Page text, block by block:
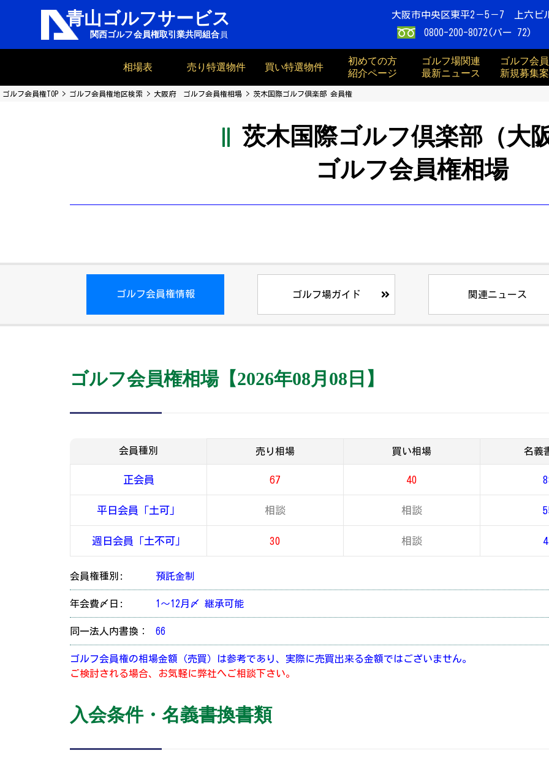
大阪市中央区東平2－5－7 上六ビ
0800-200-8072(パー 72)
相場表 売り特選物件 買い特選物件
初めての方
紹介ページ
ゴルフ場関連
最新ニュース
ゴルフ会
新規募集
ゴルフ会員権TOP ゴルフ会員権地区検索 大阪府 ゴルフ会員権相場 茨木国際ゴルフ倶楽部 会員権
茨木国際ゴルフ倶楽部（大
ゴルフ会員権相場
ゴルフ会員権情報 ゴルフ場ガイド 関連ニュース
ゴルフ会員権相場【2026年08月08日】
会員種別 売り相場 買い相場 名義
正会員 67 40
平日会員「土可」 相談 相談
週日会員「土不可」 30 相談
会員権種別: 預託金制
年会費〆日: 1～12月〆 継承可能
同一法人内書換： 66
ゴルフ会員権の相場金額（売買）は参考であり、実際に売買出来る金額ではございません。
ご検討される場合、お気軽に弊社へご相談下さい。
入会条件・名義書換書類